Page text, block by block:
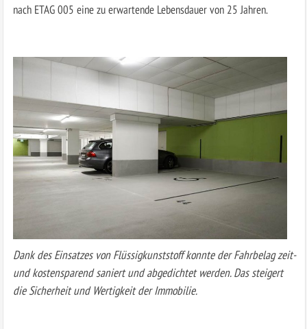
nach ETAG 005 eine zu erwartende Lebensdauer von 25 Jahren.
Dank des Einsatzes von Flüssigkunststoff konnte der Fahrbelag zeit-
und kostensparend saniert und abgedichtet werden. Das steigert
die Sicherheit und Wertigkeit der Immobilie.